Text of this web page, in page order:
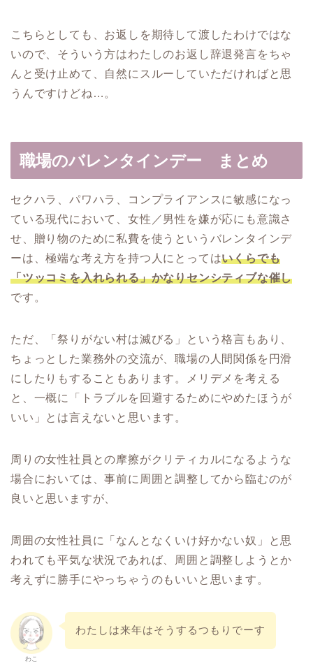
こちらとしても、お返しを期待して渡したわけではな
いので、そういう方はわたしのお返し辞退発言をちゃ
んと受け止めて、自然にスルーしていただければと思
うんですけどね…。
職場のバレンタインデー まとめ
セクハラ、パワハラ、コンプライアンスに敏感になっ
ている現代において、女性／男性を嫌が応にも意識さ
せ、贈り物のために私費を使うというバレンタインデ
ーは、極端な考え方を持つ人にとってはいくらでも
「ツッコミを入れられる」かなりセンシティブな催し
です。
ただ、「祭りがない村は滅びる」という格言もあり、
ちょっとした業務外の交流が、職場の人間関係を円滑
にしたりもすることもあります。メリデメを考える
と、一概に「トラブルを回避するためにやめたほうが
いい」とは言えないと思います。
周りの女性社員との摩擦がクリティカルになるような
場合においては、事前に周囲と調整してから臨むのが
良いと思いますが、
周囲の女性社員に「なんとなくいけ好かない奴」と思
われても平気な状況であれば、周囲と調整しようとか
考えずに勝手にやっちゃうのもいいと思います。
わこ
わたしは来年はそうするつもりでーす